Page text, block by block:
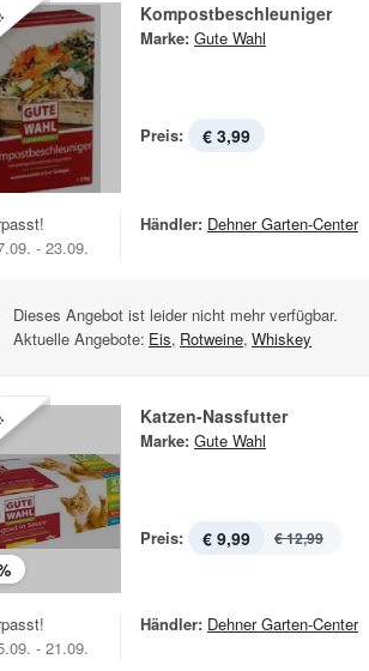
Kompostbeschleuniger
Marke: Gute Wahl
Preis: € 3,99
- 23.09.
Händler: Dehner Garten-Center
Dieses Angebot ist leider nicht mehr verfügbar.
Aktuelle Angebote: Eis, Rotweine, Whiskey
Katzen-Nassfutter
Marke: Gute Wahl
Preis: € 9,99 € 12,99
- 21.09.
Händler: Dehner Garten-Center